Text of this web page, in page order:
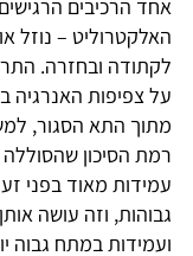
אחד הרכיבים
האלקטרוליט – נוזל
לקתודה ובחזרה.
על צפיפות האנרגיה
מתוך התא הסגור,
רמת הסיכון
עמידות מאוד בפני
גבוהות, וזה עושה
ועמידות במתח גבוה